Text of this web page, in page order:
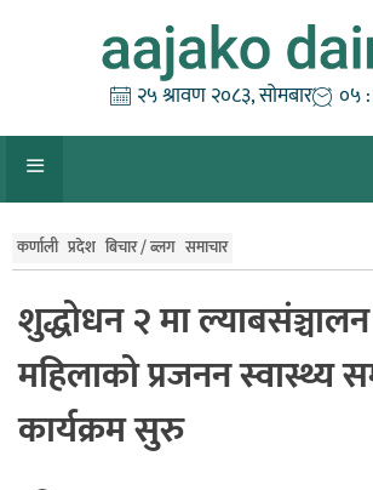
२५ श्रावण २०८३, सोमबार ०५
कर्णाली प्रदेश बिचार / ब्लग समाचार
शुद्धोधन २ मा
महिलाको प्रजनन स्वास्थ्य
कार्यक्रम सुरु